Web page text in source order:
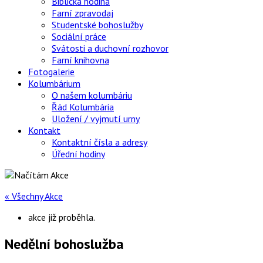
Farní zpravodaj
Studentské bohoslužby
Sociální práce
Svátosti a duchovní rozhovor
Farní knihovna
Fotogalerie
Kolumbárium
O našem kolumbáriu
Řád Kolumbária
Uložení / vyjmutí urny
Kontakt
Kontaktní čísla a adresy
Úřední hodiny
« Všechny Akce
akce již proběhla.
Nedělní bohoslužba